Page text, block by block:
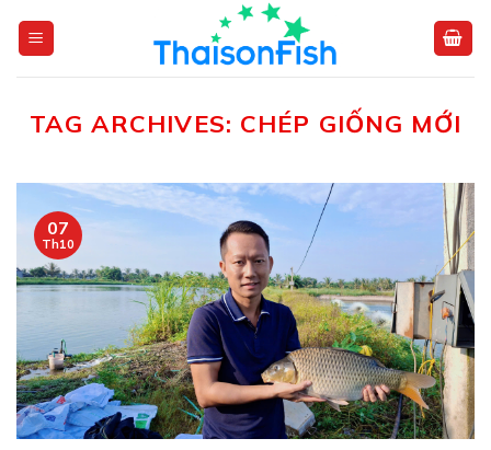
TAG ARCHIVES: CHÉP GIỐNG MỚI
07
Th10